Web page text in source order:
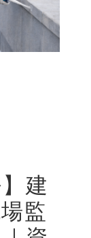
建
監